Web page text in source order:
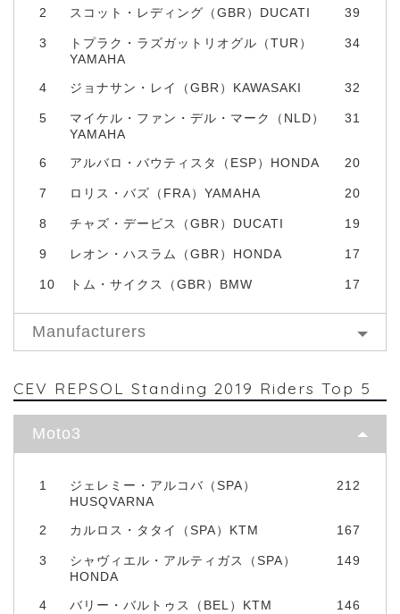
2 スコット・レディング（GBR）DUCATI 39
3
トプラク・ラズガットリオグル（TUR）
YAMAHA
34
4 ジョナサン・レイ（GBR）KAWASAKI 32
5
マイケル・ファン・デル・マーク（NLD）
YAMAHA
31
6 アルバロ・バウティスタ（ESP）HONDA 20
7 ロリス・バズ（FRA）YAMAHA 20
8 チャズ・デービス（GBR）DUCATI 19
9 レオン・ハスラム（GBR）HONDA 17
10 トム・サイクス（GBR）BMW 17
Manufacturers
CEV REPSOL Standing 2019 Riders Top 5
Moto3
1
ジェレミー・アルコバ（SPA）
HUSQVARNA
212
2 カルロス・タタイ（SPA）KTM 167
3
シャヴィエル・アルティガス（SPA）
HONDA
149
4 バリー・バルトゥス（BEL）KTM 146